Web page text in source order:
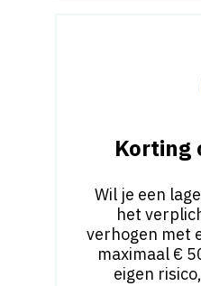
Korting
Wil je een
het
verhogen met
maximaal €
eigen